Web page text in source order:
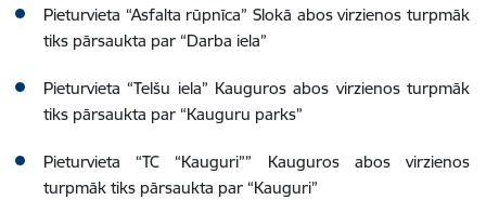
Pieturvieta “Asfalta rūpnīca” Slokā abos virzienos turpmāk
tiks pārsaukta par “Darba iela”
Pieturvieta “Telšu iela” Kauguros abos virzienos turpmāk
tiks pārsaukta par “Kauguru parks”
Pieturvieta “TC “Kauguri”” Kauguros abos virzienos
turpmāk tiks pārsaukta par “Kauguri”